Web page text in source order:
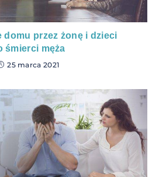
domu przez żonę i dzieci
śmierci męża
25 marca 2021